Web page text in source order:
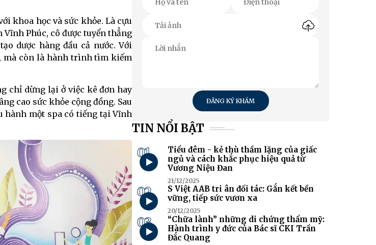
khoa học và sức khỏe. Là cựu
Phúc, cô được tuyển thẳng
dược hàng đầu cả nước. Với
mà còn là hành trình tìm kiếm
chỉ dừng lại ở việc kê đơn hay
cao sức khỏe cộng đồng. Sau
hành một spa có tiếng tại Vĩnh
ĐĂNG KÝ KHÁM
TIN NỔI BẬT
01
Tiểu đêm - kẻ thù thầm lặng của giấc
ngủ và cách khắc phục hiệu quả từ
Vương Niệu Đan
21/12/2025
02
S Việt AAB tri ân đối tác: Gắn kết bền
vững, tiếp sức vươn xa
20/12/2025
03
“Chữa lành” những di chứng thẩm mỹ:
Hành trình y đức của Bác sĩ CKI Trần
Đắc Quang